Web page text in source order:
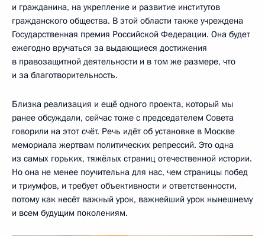
и гражданина, на укрепление и развитие институтов
гражданского общества. В этой области также учреждена
Государственная премия Российской Федерации. Она будет
ежегодно вручаться за выдающиеся достижения
в правозащитной деятельности и в том же размере, что
и за благотворительность.
Близка реализация и ещё одного проекта, который мы
ранее обсуждали, сейчас тоже с председателем Совета
говорили на этот счёт. Речь идёт об установке в Москве
мемориала жертвам политических репрессий. Это одна
из самых горьких, тяжёлых страниц отечественной истории.
Но она не менее поучительна для нас, чем страницы побед
и триумфов, и требует объективности и ответственности,
потому как несёт важный урок, важнейший урок нынешнему
и всем будущим поколениям.